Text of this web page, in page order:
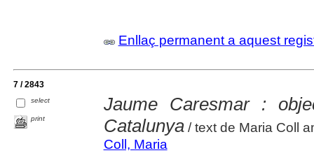
Enllaç permanent a aquest
7 / 2843
select
print
Jaume Caresmar :
Catalunya/ text de Maria Coll
Coll, Maria